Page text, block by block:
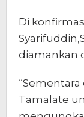
Di
diamankan
Tamalate